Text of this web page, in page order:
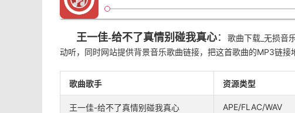
王一佳-给不了真情别碰我真心： 歌曲下载_无损音
动听，同时网站提供背景音乐歌曲链接，把这首歌曲的MP3链接
歌曲歌手 资源类型
王一佳-给不了真情别碰我真心 APE/FLAC/WAV